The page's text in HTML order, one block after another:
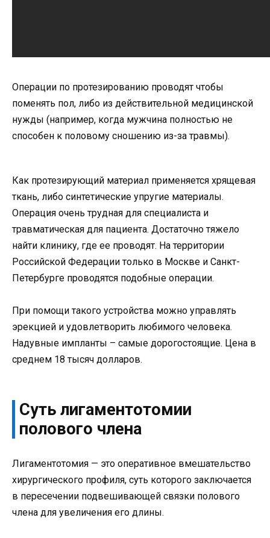
Операции по протезированию проводят чтобы
поменять пол, либо из действительной медицинской
нужды (например, когда мужчина полностью не
способен к половому сношению из-за травмы).
Как протезирующий материал применяется хрящевая
ткань, либо синтетические упругие материалы.
Операция очень трудная для специалиста и
травматическая для пациента. Достаточно тяжело
найти клинику, где ее проводят. На территории
Российской Федерации только в Москве и Санкт-
Петербурге проводятся подобные операции.
При помощи такого устройства можно управлять
эрекцией и удовлетворить любимого человека.
Надувные импланты – самые дорогостоящие. Цена в
среднем 18 тысяч долларов.
Суть лигаментотомии
полового члена
Лигаментотомия — это оперативное вмешательство
хирургического профиля, суть которого заключается
в пересечении подвешивающей связки полового
члена для увеличения его длины.